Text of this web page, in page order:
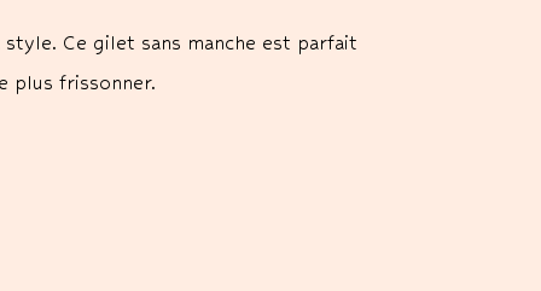
Ce gilet sans manche est parfait
plus frissonner.